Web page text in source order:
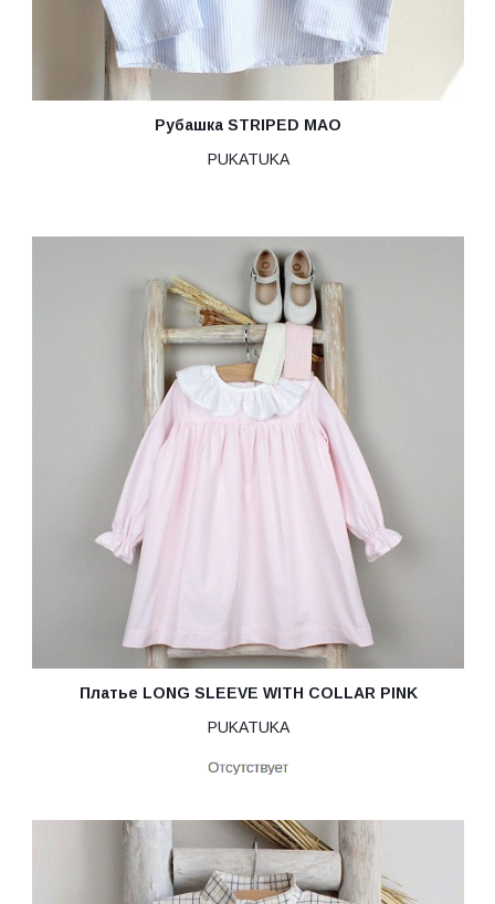
Рубашка STRIPED MAO
PUKATUKA
Платье LONG SLEEVE WITH COLLAR PINK
PUKATUKA